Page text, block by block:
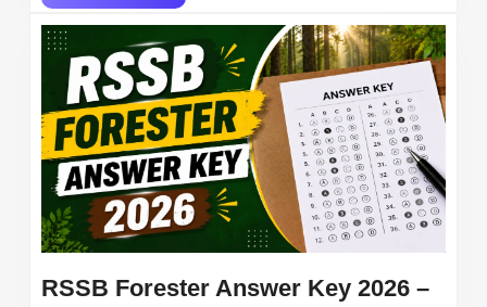
Associate
Posts
MORE
RSSB Forester Answer Key 2026 –